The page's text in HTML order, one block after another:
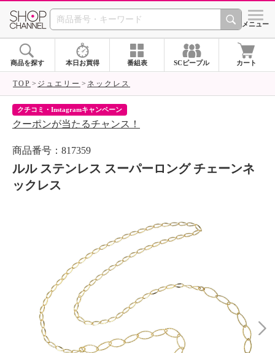
SHOP CHANNEL シメニュー
商品を探す 本日お買得 番組表 SCピープル カート
TOP ジュエリー ネックレス
クチコミ・Instagramキャンペーン
クーポンが当たるチャンス！
商品番号：817359
ルル ステンレス スーパーロング チェーンネ
ックレス